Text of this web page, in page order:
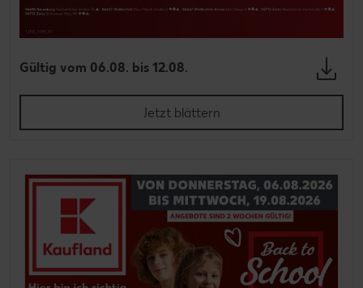
Gültig vom 06.08. bis 12.08.
Jetzt blättern